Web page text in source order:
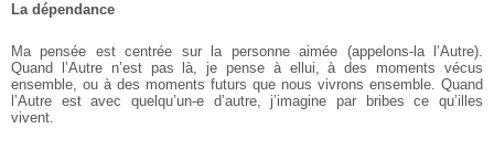
La dépendance
Ma pensée est centrée sur la personne aimée (appelons-la l’Autre).
Quand l’Autre n’est pas là, je pense à ellui, à des moments vécus
ensemble, ou à des moments futurs que nous vivrons ensemble. Quand
l’Autre est avec quelqu’un-e d’autre, j’imagine par bribes ce qu’illes
vivent.